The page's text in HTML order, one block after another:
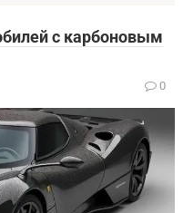
с карбоновым
0